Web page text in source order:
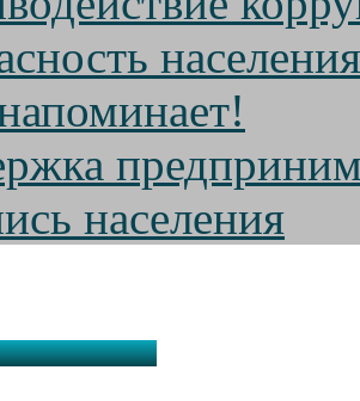
населения
населения